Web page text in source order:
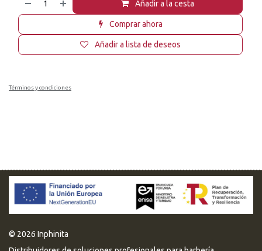
Añadir a la cesta
Comprar ahora
Añadir a lista de deseos
Términos y condiciones
© 2026 Inphinita